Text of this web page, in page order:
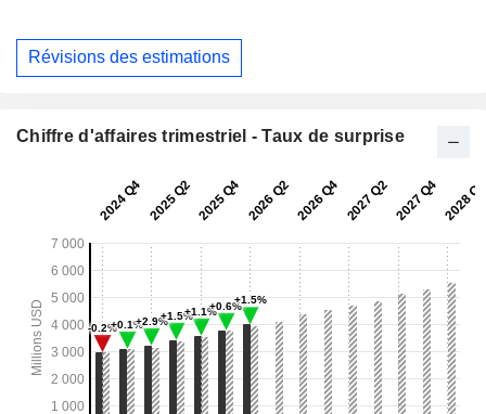
Révisions des estimations
Chiffre d'affaires trimestriel - Taux de surprise